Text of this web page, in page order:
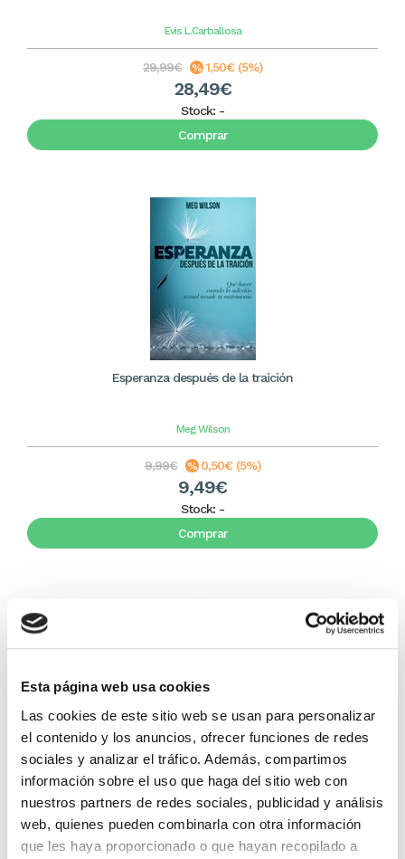
Esta página web usa cookies
Las cookies de este sitio web se usan para personalizar
el contenido y los anuncios, ofrecer funciones de redes
sociales y analizar el tráfico. Además, compartimos
información sobre el uso que haga del sitio web con
nuestros partners de redes sociales, publicidad y análisis
web, quienes pueden combinarla con otra información
que les haya proporcionado o que hayan recopilado a
Evis L.Carballosa
29,99€ 1,50€ (5%)
28,49€
Stock: -
Comprar
Esperanza después de la traición
Meg Wilson
9,99€ 0,50€ (5%)
9,49€
Stock: -
Comprar
Derribando fortalezas
Johnny Hunt